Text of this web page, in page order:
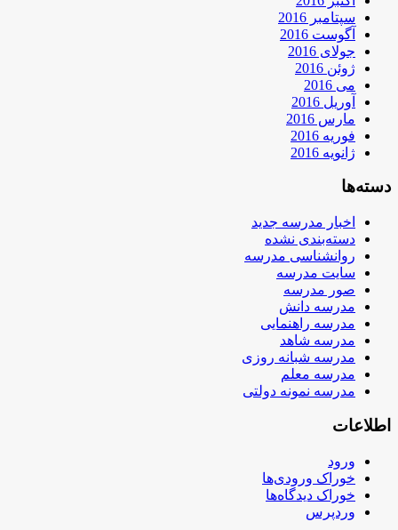
سپتامبر 2016
آگوست 2016
جولای 2016
ژوئن 2016
می 2016
آوریل 2016
مارس 2016
فوریه 2016
ژانویه 2016
دسته‌ها
اخبار مدرسه جدید
دسته‌بندی نشده
روانشناسی مدرسه
سایت مدرسه
صور مدرسه
مدرسه دانش
مدرسه راهنمایی
مدرسه شاهد
مدرسه شبانه روزی
مدرسه معلم
مدرسه نمونه دولتی
اطلاعات
ورود
خوراک ورودی‌ها
خوراک دیدگاه‌ها
وردپرس